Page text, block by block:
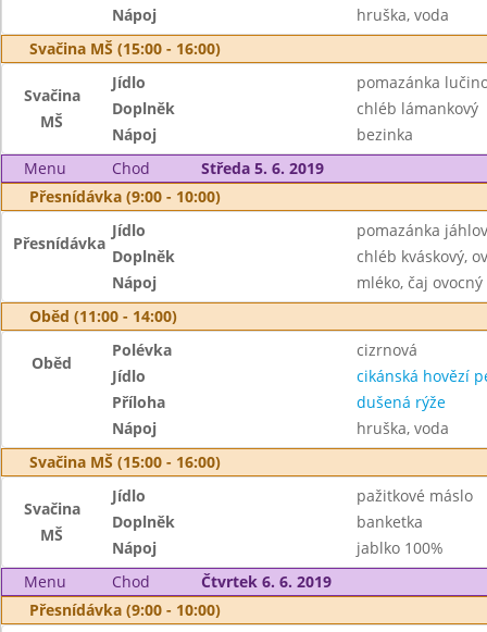
Nápoj
hruška, voda
Svačina MŠ (15:00 - 16:00)
Svačina
MŠ
Jídlo
pomazánka
Doplněk
chléb lámankový
Nápoj
bezinka
Menu
Chod
Středa 5. 6. 2019
Přesnídávka (9:00 - 10:00)
Přesnídávka
Jídlo
pomazánka
Doplněk
chléb kváskový,
Nápoj
mléko, čaj ovocný
Oběd (11:00 - 14:00)
Oběd
Polévka
cizrnová
Jídlo
cikánská hovězí
Příloha
dušená rýže
Nápoj
hruška, voda
Svačina MŠ (15:00 - 16:00)
Svačina
MŠ
Jídlo
pažitkové máslo
Doplněk
banketka
Nápoj
jablko 100%
Menu
Chod
Čtvrtek 6. 6. 2019
Přesnídávka (9:00 - 10:00)